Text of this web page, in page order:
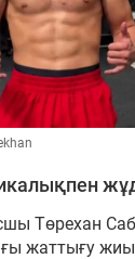
Төрехан
жаттығу